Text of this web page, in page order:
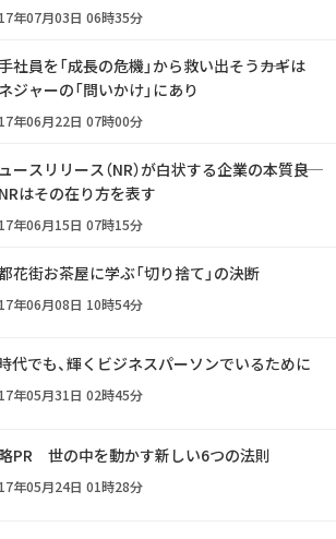
年07月03日 06時35分
社員を「成長の危機」から救い出そう――カギは
ジャーの「問いかけ」にあり
年06月22日 07時00分
ースリリース（NR）が白状する企業の本質――良
はその在り方を表す
年06月15日 07時15分
花街お茶屋に学ぶ「切り捨て」の決断
年06月08日 10時54分
代でも、輝くビジネスパーソンでいるために
年05月31日 02時45分
PR 世の中を動かす新しい6つの法則
年05月24日 01時28分